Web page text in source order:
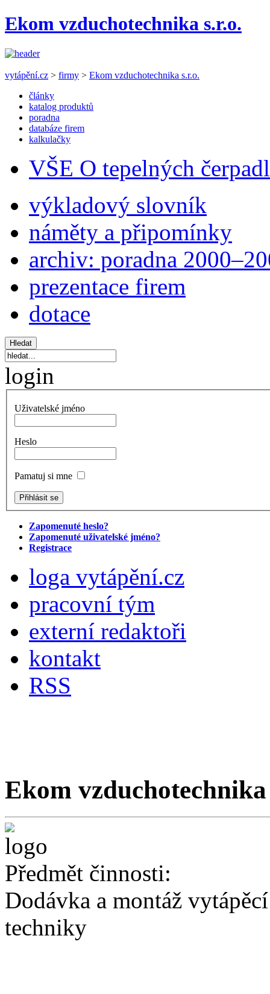
Ekom vzduchotechnika s.r.o.
vytápění.cz > firmy > Ekom vzduchotechnika s.r.o.
články
katalog produktů
poradna
databáze firem
kalkulačky
VŠE O tepelných
výkladový slovník
náměty a připomínky
archiv: poradna
prezentace firem
dotace
login
Uživatelské jméno
Heslo
Pamatuj si mne
Zapomenuté heslo?
Zapomenuté uživatelské jméno?
Registrace
loga vytápění.cz
pracovní tým
externí redaktoři
kontakt
RSS
Ekom vzduchotechnika
Předmět činnosti:
Dodávka a montáž
techniky